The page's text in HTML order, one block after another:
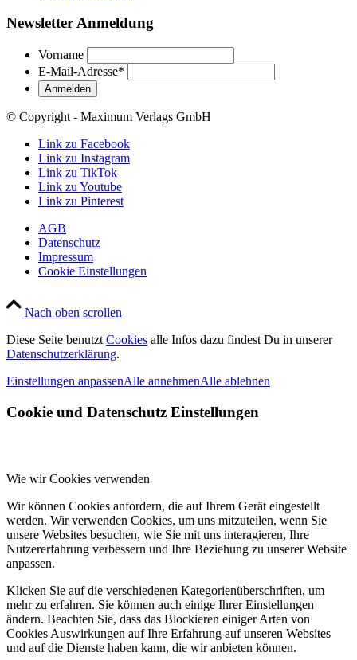
Newsletter Anmeldung
Vorname
E-Mail-Adresse*
© Copyright - Maximum Verlags GmbH
Link zu Facebook
Link zu Instagram
Link zu TikTok
Link zu Youtube
Link zu Pinterest
AGB
Datenschutz
Impressum
Cookie Einstellungen
Nach oben scrollen
Diese Seite benutzt Cookies alle Infos dazu findest Du in unserer
Datenschutzerklärung.
Einstellungen anpassenAlle annehmenAlle ablehnen
Cookie und Datenschutz Einstellungen
Wie wir Cookies verwenden
Wir können Cookies anfordern, die auf Ihrem Gerät eingestellt
werden. Wir verwenden Cookies, um uns mitzuteilen, wenn Sie
unsere Websites besuchen, wie Sie mit uns interagieren, Ihre
Nutzererfahrung verbessern und Ihre Beziehung zu unserer Website
anpassen.
Klicken Sie auf die verschiedenen Kategorienüberschriften, um
mehr zu erfahren. Sie können auch einige Ihrer Einstellungen
ändern. Beachten Sie, dass das Blockieren einiger Arten von
Cookies Auswirkungen auf Ihre Erfahrung auf unseren Websites
und auf die Dienste haben kann, die wir anbieten können.